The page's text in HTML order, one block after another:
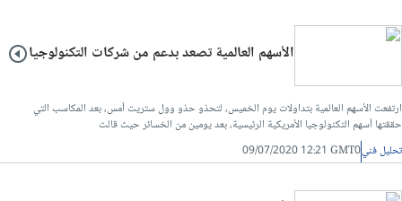
الأسهم العالمية تصعد بدعم من شركات التكنولوجيا
ارتفعت الأسهم العالمية بتداولات يوم الخميس، لتحذو حذو وول ستريت أمس، بعد المكاسب التي
حققتها أسهم التكنولوجيا الأمريكية الرئيسية، بعد يومين من الخسائر حيث قالت
تحليل فني09/07/2020 12:21 GMT0